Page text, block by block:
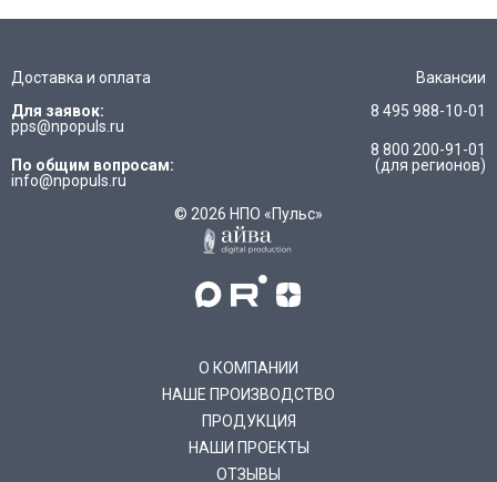
Доставка и оплата
Вакансии
Для заявок:
pps@npopuls.ru
По общим вопросам:
info@npopuls.ru
8 495 988-10-01
8 800 200-91-01
(для регионов)
© 2026 НПО «Пульс»
О КОМПАНИИ
НАШЕ ПРОИЗВОДСТВО
ПРОДУКЦИЯ
НАШИ ПРОЕКТЫ
ОТЗЫВЫ